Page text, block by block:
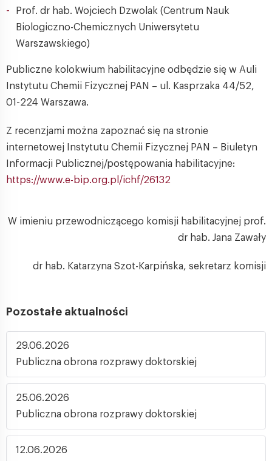
Prof. dr hab. Wojciech Dzwolak (Centrum Nauk
Biologiczno-Chemicznych Uniwersytetu
Warszawskiego)
Publiczne kolokwium habilitacyjne odbędzie się w Auli
Instytutu Chemii Fizycznej PAN – ul. Kasprzaka 44/52,
01-224 Warszawa.
Z recenzjami można zapoznać się na stronie
internetowej Instytutu Chemii Fizycznej PAN – Biuletyn
Informacji Publicznej/postępowania habilitacyjne:
https://www.e-bip.org.pl/ichf/26132
W imieniu przewodniczącego komisji habilitacyjnej prof.
dr hab. Jana Zawały
dr hab. Katarzyna Szot-Karpińska, sekretarz komisji
Pozostałe aktualności
29.06.2026
Publiczna obrona rozprawy doktorskiej
25.06.2026
Publiczna obrona rozprawy doktorskiej
12.06.2026